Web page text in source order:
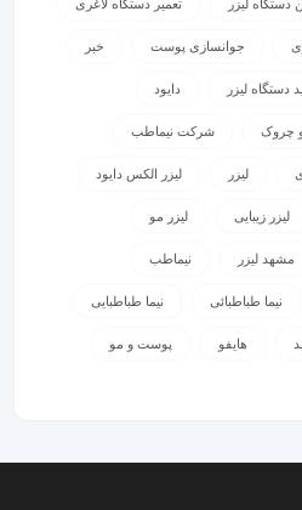
دستگاه لیزر تعمیر دستگاه لاغری
جوانسازی پوست خبر
دستگاه لیزر دایود
چروک شرکت نیماطب
لیزر لیزر الکس دایود
لیزر زیبایی لیزر مو
مشهد لیزر نیماطب
نیما طباطبائی نیما طباطبایی
هایفو پوست و مو